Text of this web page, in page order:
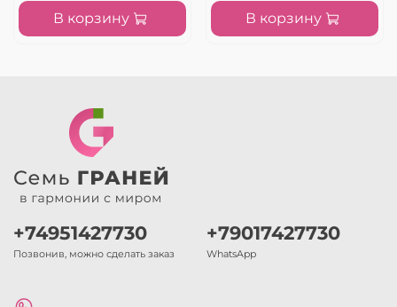
В корзину В корзину
+74951427730
Позвонив, можно сделать заказ
+79017427730
WhatsApp